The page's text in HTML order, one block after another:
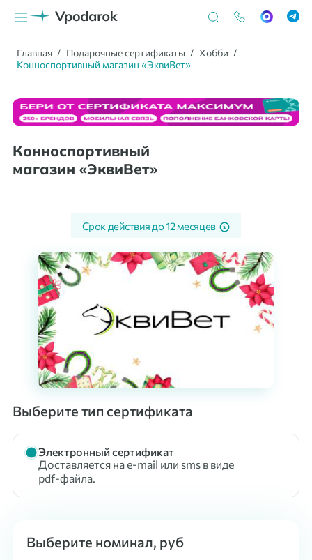
Главная Подарочные сертификаты
Хобби
Конноспортивный магазин «ЭквиВет»
Конноспортивный
магазин «ЭквиВет»
Срок действия до12 месяцев
Выберите тип сертификата
Электронный сертификат
Доставляется на e-mail или sms в виде
pdf-файла.
Выберите номинал, руб